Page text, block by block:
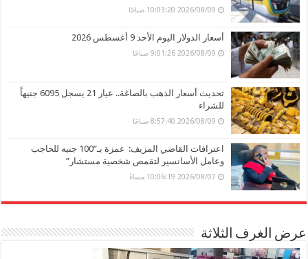
2026/08/09 10:03:20 صباحًا
أسعار الدولار اليوم الأحد 9 أغسطس 2026
2026/08/09 9:01:26 صباحًا
تحديث أسعار الذهب بالصاغة.. عيار 21 يسجل 6095 جنيهاً
للشراء
2026/08/09 8:57:40 صباحًا
اعترافات القاضي المزيف: غمزة بـ”100 جنيه للحاجب
وعامل الأسانسير لتقمص شخصية مستشار”
2026/08/07 10:06:19 مساءً
عرض الغرف الثلاثة